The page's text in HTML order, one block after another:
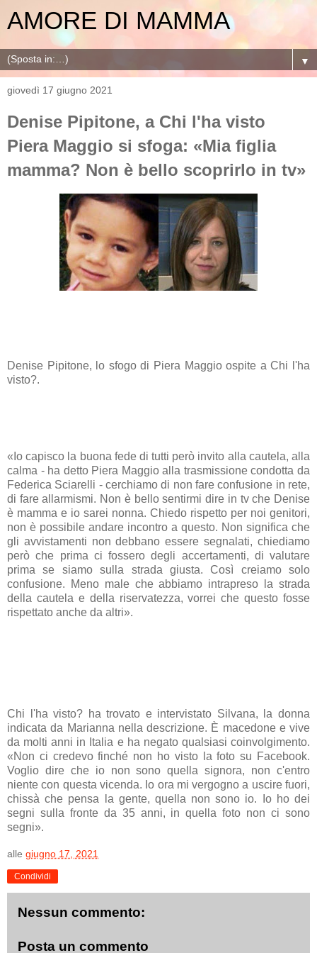
AMORE DI MAMMA
▼
giovedì 17 giugno 2021
Denise Pipitone, a Chi l'ha visto
Piera Maggio si sfoga: «Mia figlia
mamma? Non è bello scoprirlo in tv»
Denise Pipitone, lo sfogo di Piera Maggio ospite a Chi l'ha
visto?.
«Io capisco la buona fede di tutti però invito alla cautela, alla
calma - ha detto Piera Maggio alla trasmissione condotta da
Federica Sciarelli - cerchiamo di non fare confusione in rete,
di fare allarmismi. Non è bello sentirmi dire in tv che Denise
è mamma e io sarei nonna. Chiedo rispetto per noi genitori,
non è possibile andare incontro a questo. Non significa che
gli avvistamenti non debbano essere segnalati, chiediamo
però che prima ci fossero degli accertamenti, di valutare
prima se siamo sulla strada giusta. Così creiamo solo
confusione. Meno male che abbiamo intrapreso la strada
della cautela e della riservatezza, vorrei che questo fosse
rispettato anche da altri».
Chi l'ha visto? ha trovato e intervistato Silvana, la donna
indicata da Marianna nella descrizione. È macedone e vive
da molti anni in Italia e ha negato qualsiasi coinvolgimento.
«Non ci credevo finché non ho visto la foto su Facebook.
Voglio dire che io non sono quella signora, non c'entro
niente con questa vicenda. Io ora mi vergogno a uscire fuori,
chissà che pensa la gente, quella non sono io. Io ho dei
segni sulla fronte da 35 anni, in quella foto non ci sono
segni».
alle giugno 17, 2021
Condividi
Nessun commento:
Posta un commento